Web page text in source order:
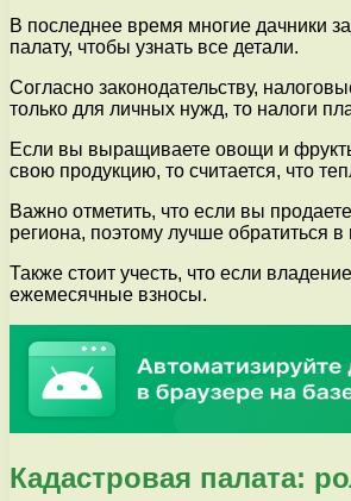
В последнее время многие дачники
палату, чтобы узнать все детали.
Согласно законодательству,
только для личных нужд, то налоги
Если вы выращиваете овощи и
свою продукцию, то считается, что
Важно отметить, что если вы
региона, поэтому лучше обратиться
Также стоит учесть, что если
ежемесячные взносы.
Кадастровая палата: